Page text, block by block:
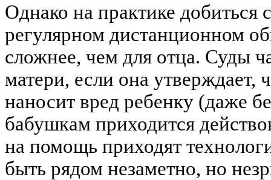
Однако на практике добиться
регулярном дистанционном
сложнее, чем для отца. Суды
матери, если она утверждает,
наносит вред ребенку (даже
бабушкам приходится
на помощь приходят
быть рядом незаметно, но